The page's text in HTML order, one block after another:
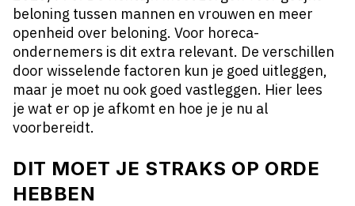
beloning tussen mannen en vrouwen en meer
openheid over beloning. Voor horeca-
ondernemers is dit extra relevant. De verschillen
door wisselende factoren kun je goed uitleggen,
maar je moet nu ook goed vastleggen. Hier lees
je wat er op je afkomt en hoe je je nu al
voorbereidt.
DIT MOET JE STRAKS OP ORDE
HEBBEN